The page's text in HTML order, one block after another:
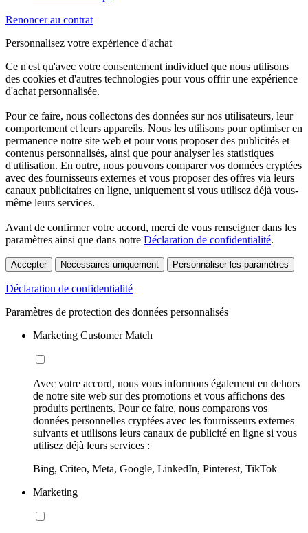
Renoncer au contrat
Personnalisez votre expérience d'achat
Ce n'est qu'avec votre consentement individuel que nous utilisons
des cookies et d'autres technologies pour vous offrir une expérience
d'achat personnalisée.
Pour ce faire, nous collectons des données sur nos utilisateurs, leur
comportement et leurs appareils. Nous les utilisons pour optimiser en
permanence notre site web et pour vous proposer des publicités et
contenus personnalisés, ainsi que pour analyser les statistiques
d'utilisation. En outre, nous pouvons comparer vos données cryptées
avec des fournisseurs externes et vous proposer des offres via leurs
canaux publicitaires en ligne, uniquement si vous utilisez déjà vous-
même leurs services.
Avant de confirmer votre accord, merci de vous renseigner dans les
paramètres ainsi que dans notre Déclaration de confidentialité.
Accepter Nécessaires uniquement Personnaliser les paramètres
Déclaration de confidentialité
Paramètres de protection des données personnalisés
Marketing Customer Match
Avec votre accord, nous vous informons également en dehors
de notre site web sur des promotions et vous affichons des
produits pertinents. Pour ce faire, nous comparons vos
données personnelles cryptées avec les fournisseurs externes
suivants et utilisons leurs canaux de publicité en ligne si vous
utilisez déjà leurs services :
Bing, Criteo, Meta, Google, LinkedIn, Pinterest, TikTok
Marketing